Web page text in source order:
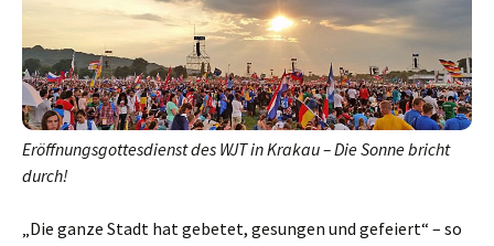
Eröffnungsgottesdienst des WJT in Krakau – Die Sonne bricht
durch!
„Die ganze Stadt hat gebetet, gesungen und gefeiert“ – so